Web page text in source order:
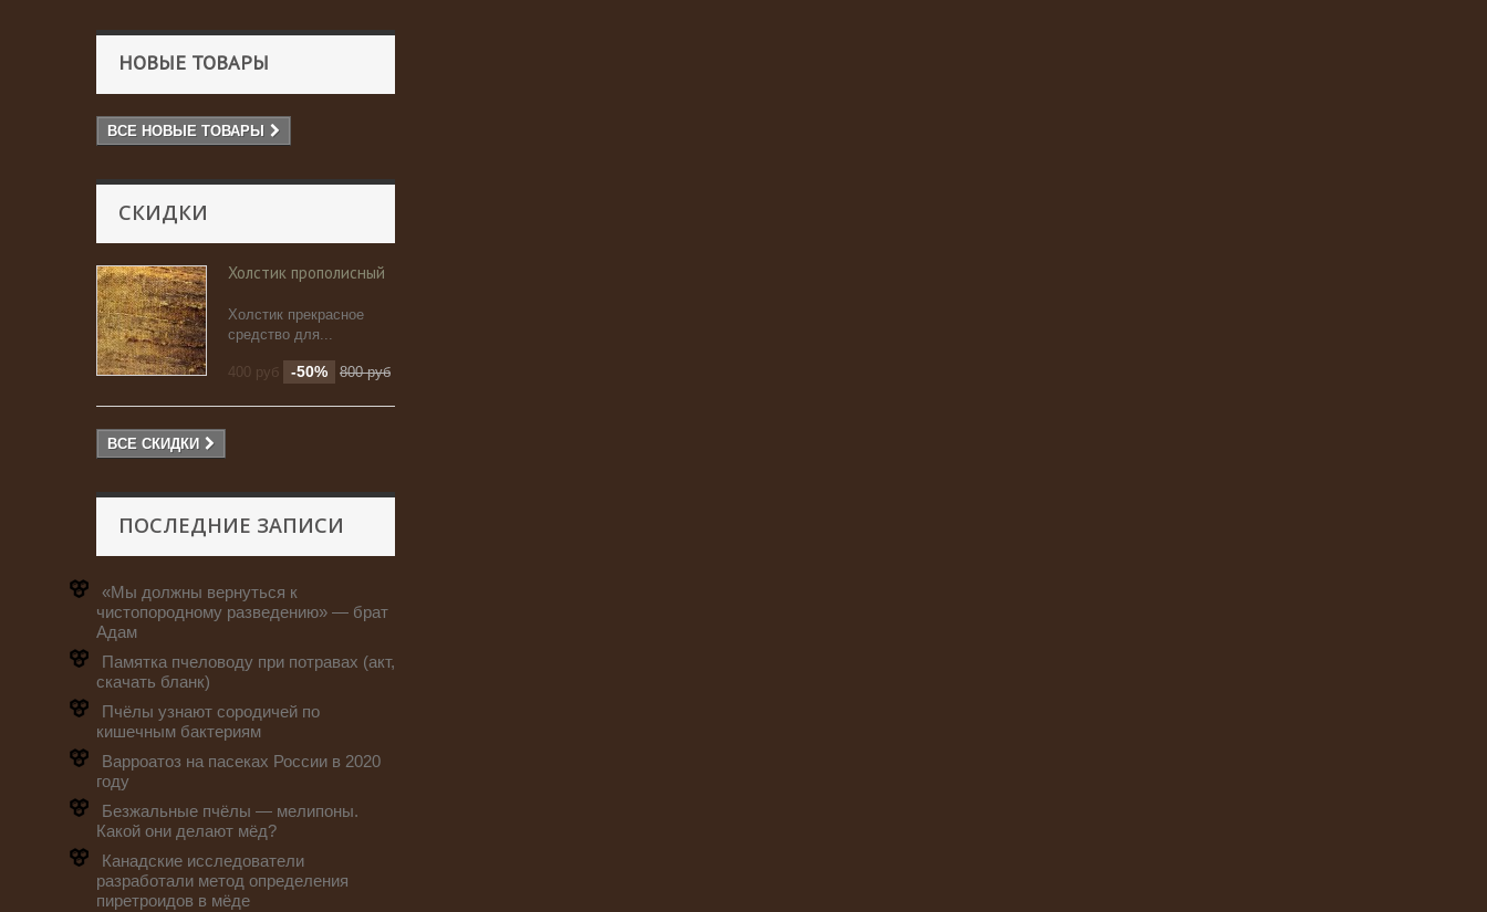
НОВЫЕ ТОВАРЫ
ВСЕ НОВЫЕ ТОВАРЫ
СКИДКИ
Холстик прополисный
Холстик прекрасное
средство для...
400 руб -50% 800 руб
ВСЕ СКИДКИ
ПОСЛЕДНИЕ ЗАПИСИ
«Мы должны вернуться к
чистопородному разведению» — брат
Адам
Памятка пчеловоду при потравах (акт,
скачать бланк)
Пчёлы узнают сородичей по
кишечным бактериям
Варроатоз на пасеках России в 2020
году
Безжальные пчёлы — мелипоны.
Какой они делают мёд?
Канадские исследователи
разработали метод определения
пиретроидов в мёде